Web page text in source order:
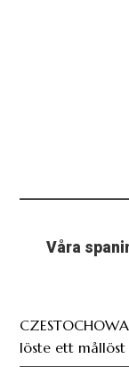
Våra
löste ett mållöst